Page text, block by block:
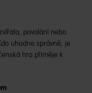
povolání nebo
uhodne správně, je
hra přiměje k